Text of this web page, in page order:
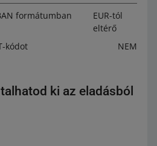
formátumban
EUR-tól
eltérő
kódot
NEM
ki az eladásból